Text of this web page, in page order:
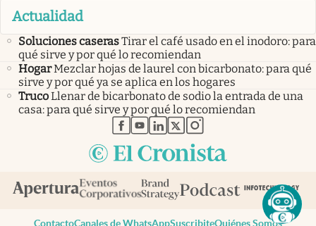
Actualidad
Soluciones caserasTirar el café usado en el inodoro: para
qué sirve y por qué lo recomiendan
HogarMezclar hojas de laurel con bicarbonato: para qué
sirve y por qué ya se aplica en los hogares
TrucoLlenar de bicarbonato de sodio la entrada de una
casa: para qué sirve y por qué lo recomiendan
abre en nueva pestaña
abre en nueva pestaña
abre en nueva pestaña
abre en nueva pestaña
abre en nueva pestaña
ContactoCanales de WhatsAppSuscribiteQuiénes Somos